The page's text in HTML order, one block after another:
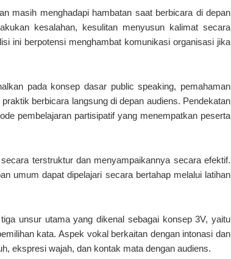
masih menghadapi hambatan saat berbicara di depan
kesalahan, kesulitan menyusun kalimat secara
ini berpotensi menghambat komunikasi organisasi jika
pada konsep dasar public speaking, pemahaman
berbicara langsung di depan audiens. Pendekatan
pembelajaran partisipatif yang menempatkan peserta
terstruktur dan menyampaikannya secara efektif.
umum dapat dipelajari secara bertahap melalui latihan
unsur utama yang dikenal sebagai konsep 3V, yaitu
kata. Aspek vokal berkaitan dengan intonasi dan
ekspresi wajah, dan kontak mata dengan audiens.